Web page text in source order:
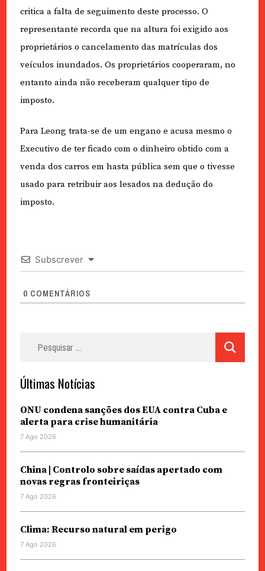
critica a falta de seguimento deste processo. O
representante recorda que na altura foi exigido aos
proprietários o cancelamento das matrículas dos
veículos inundados. Os proprietários cooperaram, no
entanto ainda não receberam qualquer tipo de
imposto.
Para Leong trata-se de um engano e acusa mesmo o
Executivo de ter ficado com o dinheiro obtido com a
venda dos carros em hasta pública sem que o tivesse
usado para retribuir aos lesados na dedução do
imposto.
Subscrever
0 COMENTÁRIOS
Últimas Notícias
ONU condena sanções dos EUA contra Cuba e
alerta para crise humanitária
7 Ago 2026
China | Controlo sobre saídas apertado com
novas regras fronteiriças
7 Ago 2026
Clima: Recurso natural em perigo
7 Ago 2026